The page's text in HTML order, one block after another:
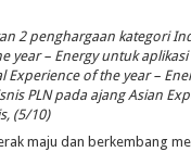
2 penghargaan kategori
year – Energy untuk
Experience of the year –
PLN pada ajang Asian
(5/10)
maju dan berkembang